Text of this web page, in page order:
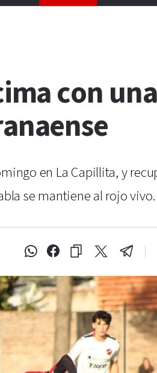
con
en La Capillita, y
se mantiene al rojo vivo.